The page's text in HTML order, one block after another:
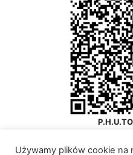
Używamy plików cookie